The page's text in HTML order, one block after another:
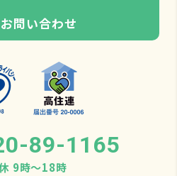
問い合わせ
89-1165
9時〜18時